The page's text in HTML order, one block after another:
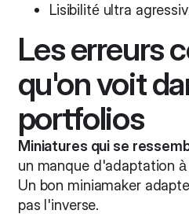
Lisibilité ultra
Les erreurs
qu'on voit
portfolios
Miniatures qui se
un manque d'adaptation
Un bon miniamaker
pas l'inverse.